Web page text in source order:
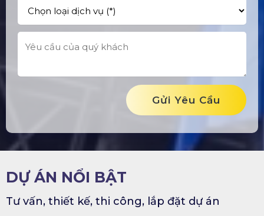
Gửi Yêu Cầu
DỰ ÁN NỔI BẬT
Tư vấn, thiết kế, thi công, lắp đặt dự án